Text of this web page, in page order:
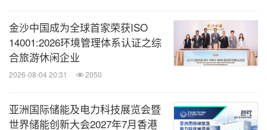
关于建造业议会
建造业议会根据《建造业议会条例》（香港法例
员组成，成员来自代表业内各界别的人士，包括雇
主、专业人士、学者、承建商、工人、独立人士和政
金沙中国成为全球首家荣获ISO
14001:2026环境管理体系认证之综
合旅游休闲企业
2026-08-04 20:31 2050
亚洲国际储能及电力科技展览会暨
世界储能创新大会2027年7月香港